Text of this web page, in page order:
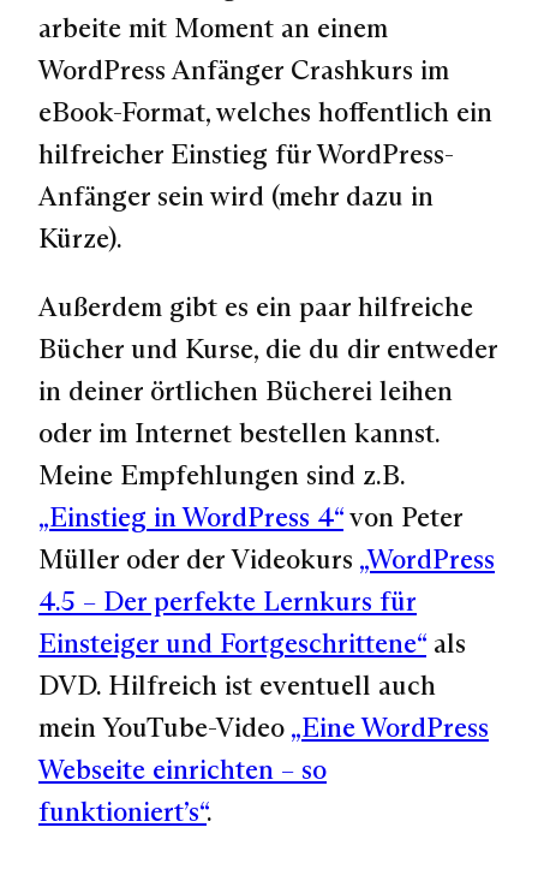
arbeite mit Moment an einem
WordPress Anfänger Crashkurs im
eBook-Format, welches hoffentlich ein
hilfreicher Einstieg für WordPress-
Anfänger sein wird (mehr dazu in
Kürze).
Außerdem gibt es ein paar hilfreiche
Bücher und Kurse, die du dir entweder
in deiner örtlichen Bücherei leihen
oder im Internet bestellen kannst.
Meine Empfehlungen sind z.B.
„Einstieg in WordPress 4“von Peter
Müller oder der Videokurs „WordPress
4.5 – Der perfekte Lernkurs für
Einsteiger und Fortgeschrittene“ als
DVD. Hilfreich ist eventuell auch
mein YouTube-Video „Eine WordPress
Webseite einrichten – so
funktioniert’s“.